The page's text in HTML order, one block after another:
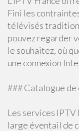
Fini les
télévisés
pouvez regarder
le souhaitez, où
une connexion
### Catalogue de
Les services
large éventail de